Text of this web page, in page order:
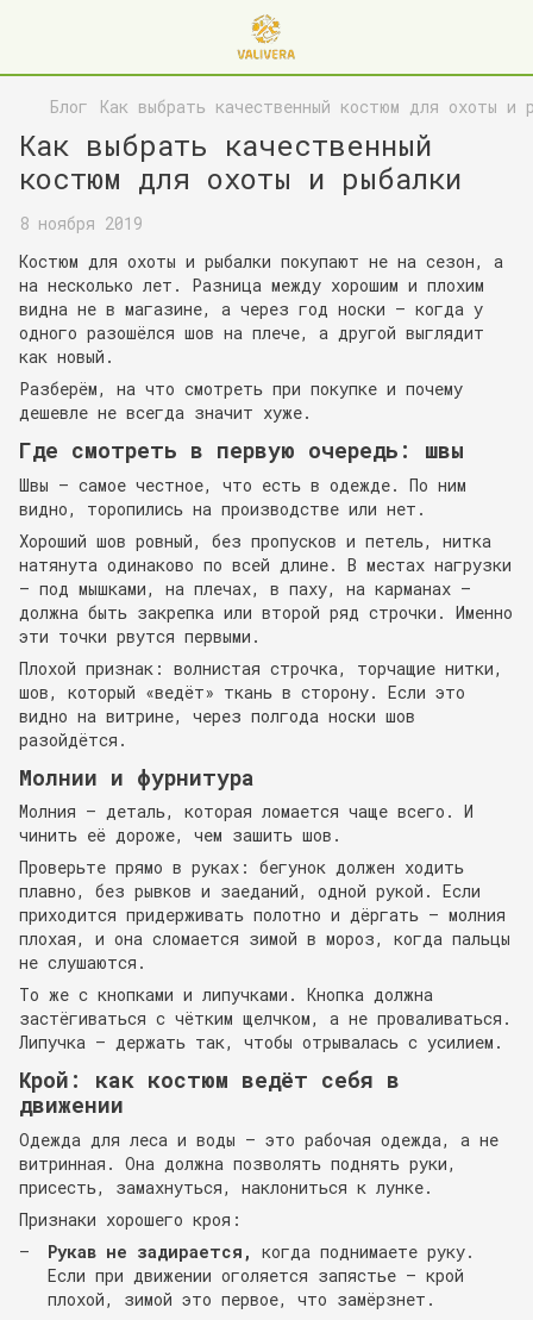
Блог Как выбрать качественный костюм для охоты и
Как выбрать качественный
костюм для охоты и рыбалки
8 ноября 2019
Костюм для охоты и рыбалки покупают не на сезон, а
на несколько лет. Разница между хорошим и плохим
видна не в магазине, а через год носки — когда у
одного разошёлся шов на плече, а другой выглядит
как новый.
Разберём, на что смотреть при покупке и почему
дешевле не всегда значит хуже.
Где смотреть в первую очередь: швы
Швы — самое честное, что есть в одежде. По ним
видно, торопились на производстве или нет.
Хороший шов ровный, без пропусков и петель, нитка
натянута одинаково по всей длине. В местах нагрузки
— под мышками, на плечах, в паху, на карманах —
должна быть закрепка или второй ряд строчки. Именно
эти точки рвутся первыми.
Плохой признак: волнистая строчка, торчащие нитки,
шов, который «ведёт» ткань в сторону. Если это
видно на витрине, через полгода носки шов
разойдётся.
Молнии и фурнитура
Молния — деталь, которая ломается чаще всего. И
чинить её дороже, чем зашить шов.
Проверьте прямо в руках: бегунок должен ходить
плавно, без рывков и заеданий, одной рукой. Если
приходится придерживать полотно и дёргать — молния
плохая, и она сломается зимой в мороз, когда пальцы
не слушаются.
То же с кнопками и липучками. Кнопка должна
застёгиваться с чётким щелчком, а не проваливаться.
Липучка — держать так, чтобы отрывалась с усилием.
Крой: как костюм ведёт себя в
движении
Одежда для леса и воды — это рабочая одежда, а не
витринная. Она должна позволять поднять руки,
присесть, замахнуться, наклониться к лунке.
Признаки хорошего кроя:
Рукав не задирается, когда поднимаете руку.
Если при движении оголяется запястье — крой
плохой, зимой это первое, что замёрзнет.